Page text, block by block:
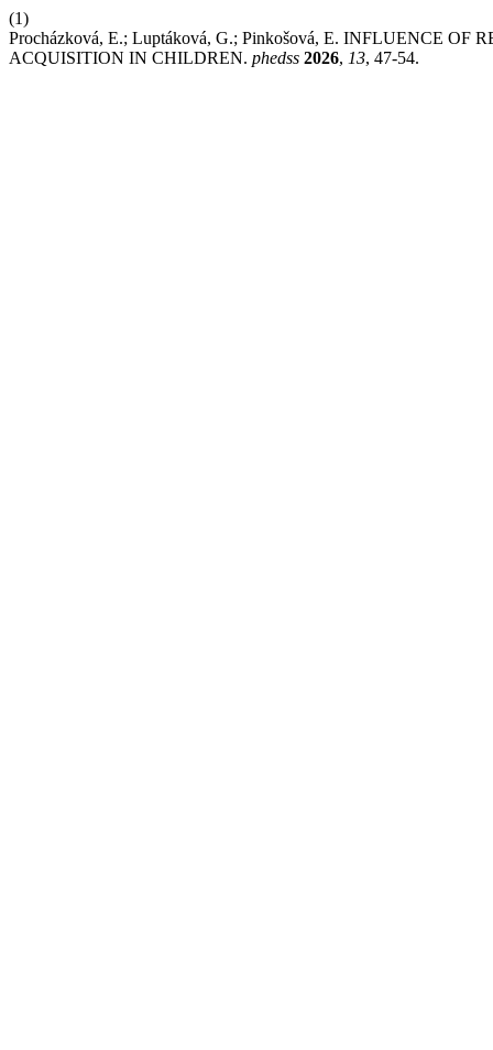
(1)
Procházková, E.; Luptáková, G.; Pinkošová, E. INFLUENCE
ACQUISITION IN CHILDREN. phedss 2026, 13, 47-54.